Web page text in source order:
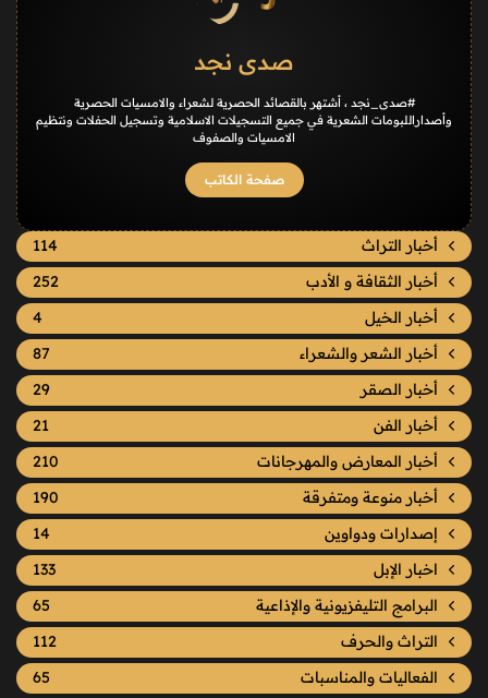
صدى نجد
#صدى_نجد ، أشتهر بالقصائد الحصرية لشعراء والامسيات الحصرية
وأصداراللبومات الشعرية في جميع التسجيلات الاسلامية وتسجيل الحفلات ونتظيم
الامسيات والصفوف
صفحة الكاتب
أخبار التراث
114
أخبار الثقافة و الأدب
252
أخبار الخيل
4
أخبار الشعر والشعراء
87
أخبار الصقر
29
أخبار الفن
21
أخبار المعارض والمهرجانات
210
أخبار منوعة ومتفرقة
190
إصدارات ودواوين
14
اخبار الإبل
133
البرامج التليفزيونية والإذاعية
65
التراث والحرف
112
الفعاليات والمناسبات
65